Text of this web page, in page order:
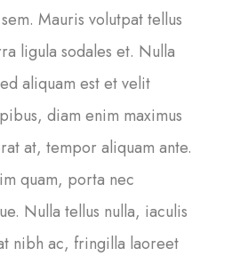
Mauris volutpat tellus
ligula sodales et. Nulla
aliquam est et velit
diam enim maximus
at, tempor aliquam ante.
quam, porta nec
Nulla tellus nulla, iaculis
nibh ac, fringilla laoreet